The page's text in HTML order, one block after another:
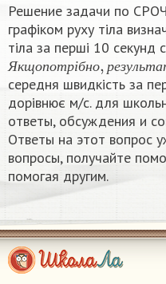
Решение задачи по
графіком руху тіла
тіла за перші 10 секунд
Я к щ о п о т р і б н о рез ульта
Якщопотрібно ,резул ь
середня швидкість за
дорівнює м/с. для
ответы, обсуждения и
Ответы на этот вопрос
вопросы, получайте
помогая другим.